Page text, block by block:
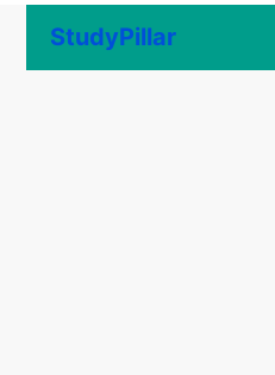
content
StudyPillar